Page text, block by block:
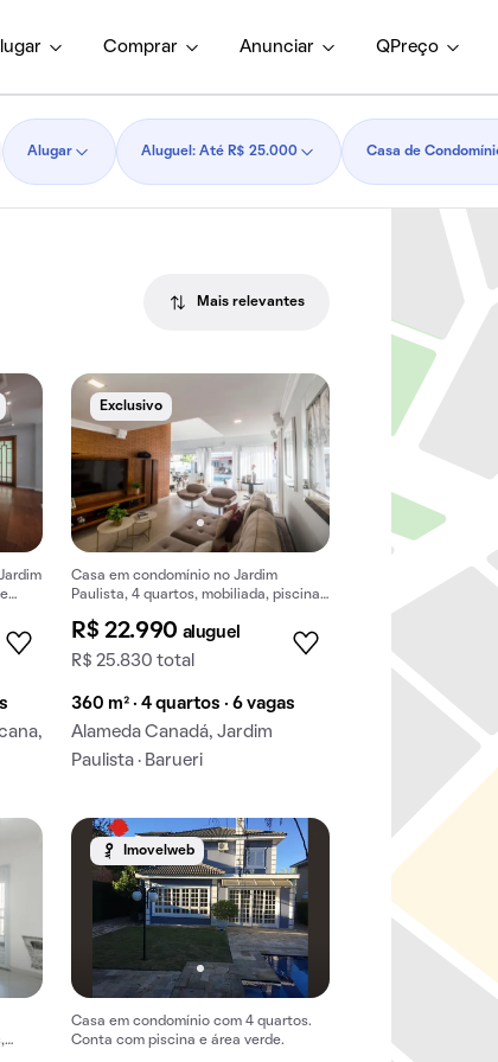
Comprar Anunciar QPreço
Alugar Aluguel: Até R$ 25.000 Casa de
Mais relevantes
Exclusivo
Casa em condomínio no Jardim
Paulista, 4 quartos, mobiliada, piscina
R$ 22.990 aluguel
R$ 25.830 total
360 m² · 4 quartos · 6 vagas
Alameda Canadá, Jardim
Paulista · Barueri
Imovelweb
Casa em condomínio com 4 quartos.
Conta com piscina e área verde.